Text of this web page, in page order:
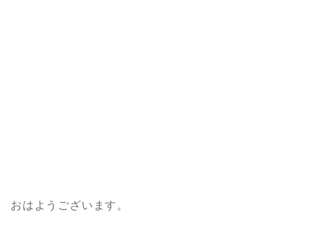
おはようございます。